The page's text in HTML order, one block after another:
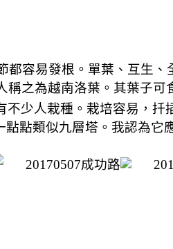
都容易發根。單葉、互生
稱之為越南洛葉。其葉子
少人栽種。栽培容易，扦
點類似九層塔。我認為它